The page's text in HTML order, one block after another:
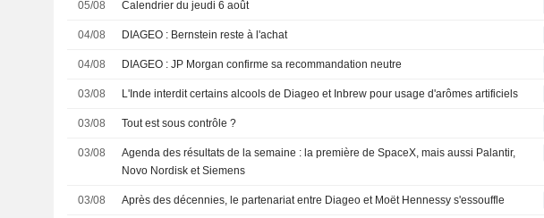
05/08 Calendrier du jeudi 6 août
04/08 DIAGEO : Bernstein reste à l'achat
04/08 DIAGEO : JP Morgan confirme sa recommandation neutre
03/08 L'Inde interdit certains alcools de Diageo et Inbrew pour usage d'arômes artificiels
03/08 Tout est sous contrôle ?
03/08
Agenda des résultats de la semaine : la première de SpaceX, mais aussi Palantir,
Novo Nordisk et Siemens
03/08 Après des décennies, le partenariat entre Diageo et Moët Hennessy s'essouffle